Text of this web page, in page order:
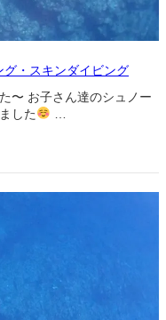
グ・スキンダイビング
〜 お子さん達のシュノー
した